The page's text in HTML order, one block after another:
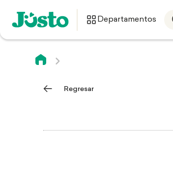
Departamentos
Regresar